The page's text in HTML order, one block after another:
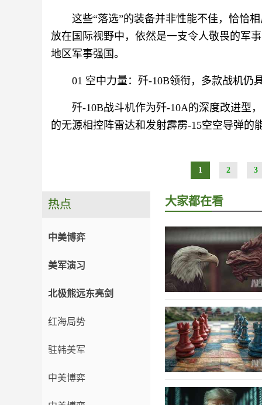
这些“落选”的装备并非性能不佳，恰恰
放在国际视野中，依然是一支令人敬畏的军
地区军事强国。
01 空中力量：歼-10B领衔，多款战机仍
歼-10B战斗机作为歼-10A的深度改进型
的无源相控阵雷达和发射霹雳-15空空导弹的
1 2 3
热点
中美博弈
美军演习
北极熊远东亮剑
红海局势
驻韩美军
中美博弈
大家都在看